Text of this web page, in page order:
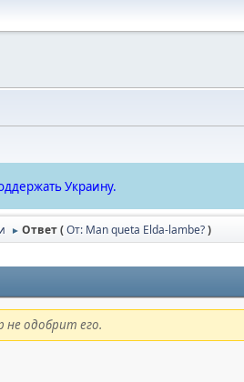
Украину.
► Ответ (От: Man queta Elda-lambe?)
одобрит его.